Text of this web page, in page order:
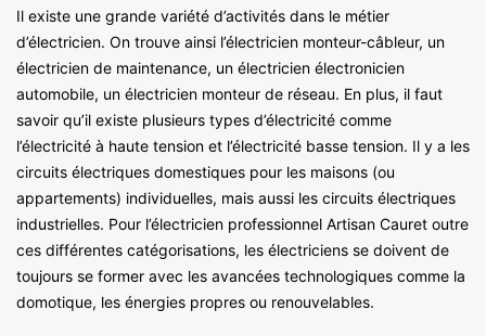
Il existe une grande variété d’activités dans le métier
d’électricien. On trouve ainsi l’électricien monteur-câbleur, un
électricien de maintenance, un électricien électronicien
automobile, un électricien monteur de réseau. En plus, il faut
savoir qu’il existe plusieurs types d’électricité comme
l’électricité à haute tension et l’électricité basse tension. Il y a les
circuits électriques domestiques pour les maisons (ou
appartements) individuelles, mais aussi les circuits électriques
industrielles. Pour l’électricien professionnel Artisan Cauret outre
ces différentes catégorisations, les électriciens se doivent de
toujours se former avec les avancées technologiques comme la
domotique, les énergies propres ou renouvelables.